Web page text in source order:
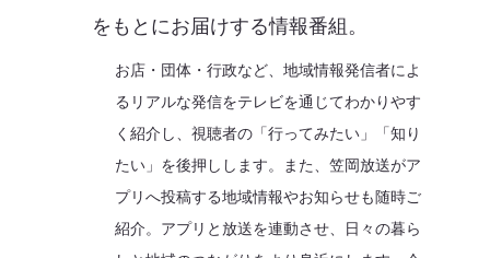
をもとにお届けする情報番組。
お店・団体・行政など、地域情報発信者によ
るリアルな発信をテレビを通じてわかりやす
く紹介し、視聴者の「行ってみたい」「知り
たい」を後押しします。また、笠岡放送がア
プリへ投稿する地域情報やお知らせも随時ご
紹介。アプリと放送を連動させ、日々の暮ら